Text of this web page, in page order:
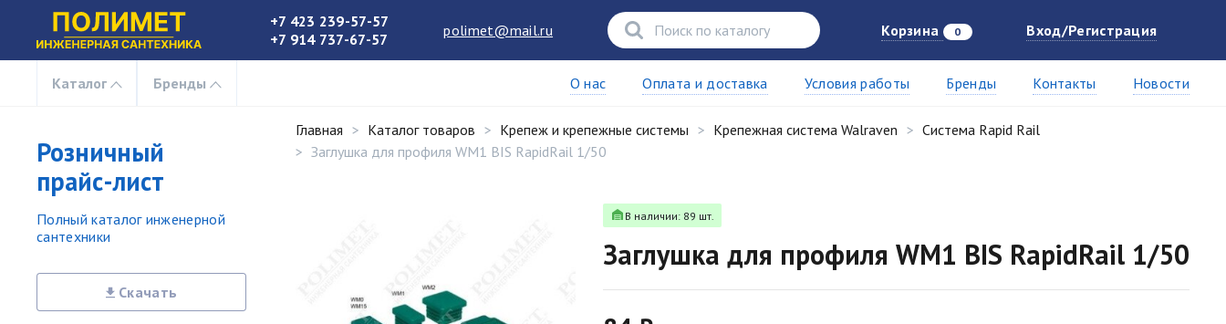
+7 423 239-57-57
+7 914 737-67-57
polimet@mail.ru Корзина 0 Вход/Регистрация
Каталог Бренды О нас Оплата и доставка Условия работы Бренды Контакты Новости
Розничный
прайс-лист
Полный каталог инженерной
сантехники
Скачать
Главная Каталог товаров Крепеж и крепежные системы Крепежная система Walraven
Система Rapid Rail
Заглушка для профиля WM1 BIS RapidRail 1/50
В наличии: 89 шт.
Заглушка для профиля WM1 BIS RapidRail 1/50